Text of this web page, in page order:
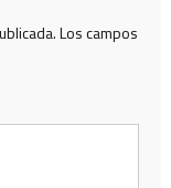
Los campos